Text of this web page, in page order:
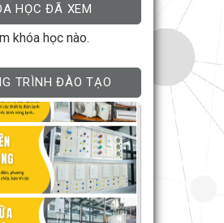
HỌC ĐÃ XEM
khóa học nào.
TRÌNH ĐÀO TẠO